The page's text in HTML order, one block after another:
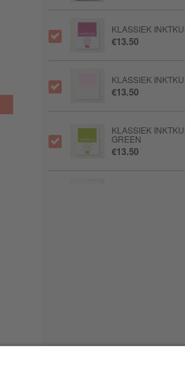
KLASSIEK
€13.50
KLASSIEK
€13.50
KLASSIEK
GREEN
€13.50